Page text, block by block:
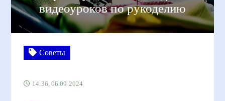
видеоуроков по рукоделию
Советы
14:36, 06.09.2024